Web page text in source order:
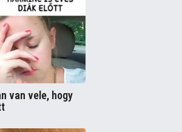
van vele, hogy